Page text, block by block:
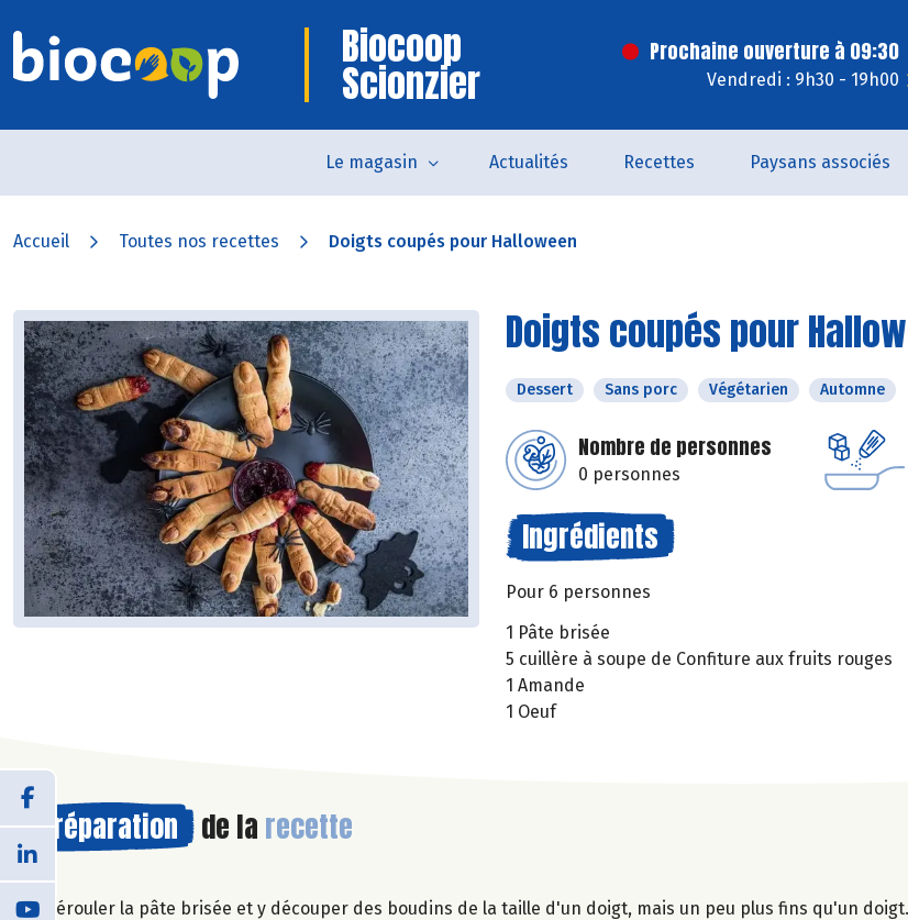
Biocoop
Scionzier
Prochaine ouverture à 09:30
Vendredi : 9h30 - 19h00
Le magasin Actualités Recettes Paysans associés
Accueil Toutes nos recettes Doigts coupés pour Halloween
Doigts coupés pour
Dessert Sans porc Végétarien Automne
Nombre de personnes
0 personnes
Ingrédients
Pour 6 personnes
1 Pâte brisée
5 cuillère à soupe de Confiture aux fruits rouges
1 Amande
1 Oeuf
Préparation de la recette
Dérouler la pâte brisée et y découper des boudins de la taille d'un doigt, mais un peu plus fins qu'un doigt.